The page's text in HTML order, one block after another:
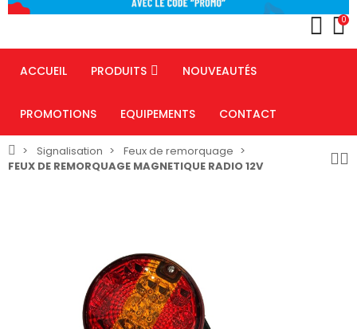
0
ACCUEIL PRODUITS NOUVEAUTÉS
PROMOTIONS EQUIPEMENTS CONTACT
Signalisation
Feux de remorquage
FEUX DE REMORQUAGE MAGNETIQUE RADIO 12V